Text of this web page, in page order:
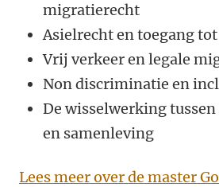
migratierecht
Asielrecht en toegang
Vrij verkeer en legale
Non discriminatie en
De wisselwerking
en samenleving
Lees meer over de master